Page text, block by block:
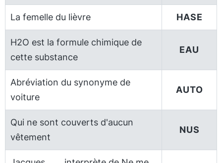
La femelle du lièvre HASE
H2O est la formule chimique de
cette substance
EAU
Abréviation du synonyme de
voiture
AUTO
Qui ne sont couverts d'aucun
vêtement
NUS